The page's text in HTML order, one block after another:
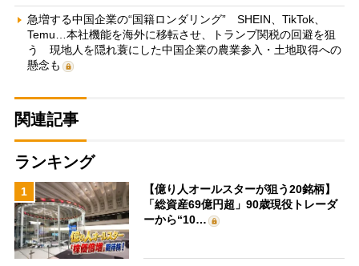
急増する中国企業の“国籍ロンダリング” SHEIN、TikTok、
Temu…本社機能を海外に移転させ、トランプ関税の回避を狙
う 現地人を隠れ蓑にした中国企業の農業参入・土地取得への
懸念も
関連記事
ランキング
1
【億り人オールスターが狙う20銘柄】
「総資産69億円超」90歳現役トレーダ
ーから“10…